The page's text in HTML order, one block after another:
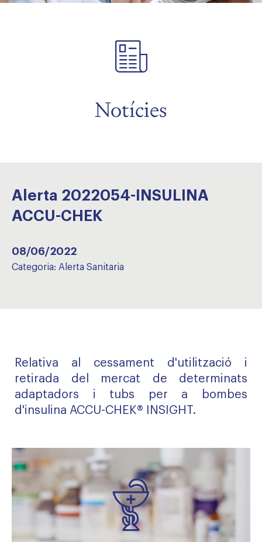
Notícies
Alerta 2022054-INSULINA
ACCU-CHEK
08/06/2022
Categoria: Alerta Sanitaria
Relativa al cessament d'utilització i
retirada del mercat de determinats
adaptadors i tubs per a bombes
d'insulina ACCU-CHEK® INSIGHT.